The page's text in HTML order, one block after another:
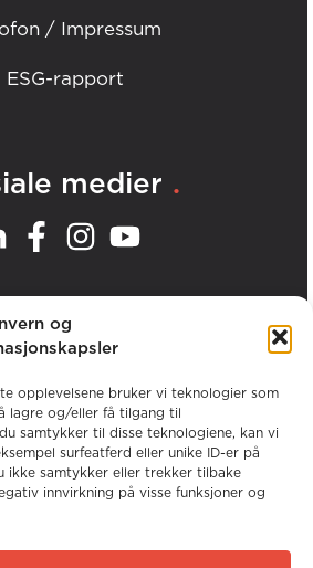
og
opplevelsene bruker vi teknologier som
lagre og/eller få tilgang til
samtykker til disse teknologiene, kan vi
surfeatferd eller unike ID-er på
ikke samtykker eller trekker tilbake
innvirkning på visse funksjoner og
/ Impressum
ESG-rapport
medier .
kontorer
H&MV Engineering. Alle